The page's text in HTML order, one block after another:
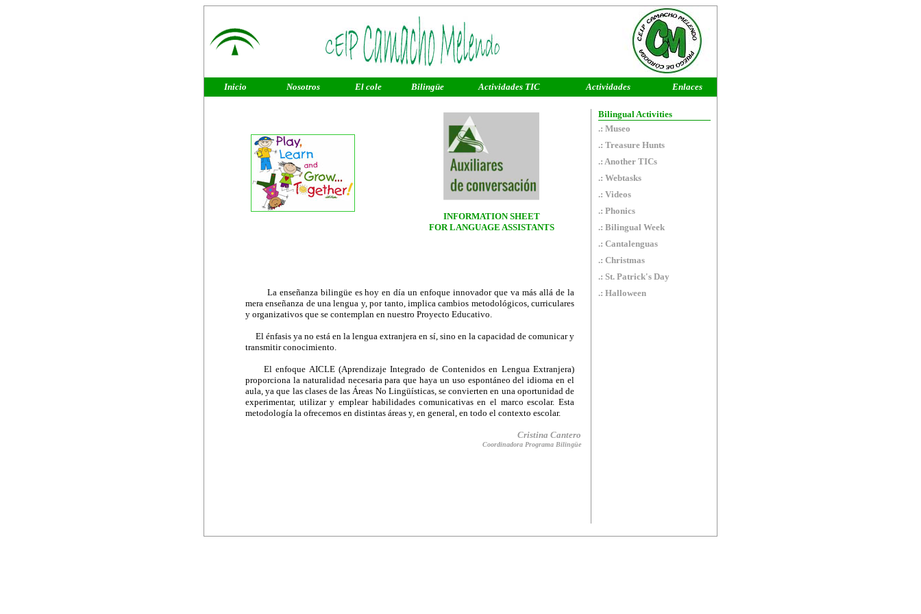
Inicio Nosotros El cole Bilingüe Actividades TIC Actividades Enlaces
INFORMATION SHEET
FOR LANGUAGE ASSISTANTS
Bilingual Activities
.: Museo
.: Treasure Hunts
.: Another TICs
.: Webtasks
.: Videos
.: Phonics
.: Bilingual Week
.: Cantalenguas
.: Christmas
.: St. Patrick's Day
.: Halloween
La enseñanza bilingüe es hoy en día un enfoque innovador que va más allá de la
mera enseñanza de una lengua y, por tanto, implica cambios metodológicos, curriculares
y organizativos que se contemplan en nuestro Proyecto Educativo.
El énfasis ya no está en la lengua extranjera en sí, sino en la capacidad de comunicar y
transmitir conocimiento.
El enfoque AICLE (Aprendizaje Integrado de Contenidos en Lengua Extranjera)
proporciona la naturalidad necesaria para que haya un uso espontáneo del idioma en el
aula, ya que las clases de las Áreas No Lingüísticas, se convierten en una oportunidad de
experimentar, utilizar y emplear habilidades comunicativas en el marco escolar. Esta
metodología la ofrecemos en distintas áreas y, en general, en todo el contexto escolar.
Cristina Cantero
Coordinadora Programa Bilingüe